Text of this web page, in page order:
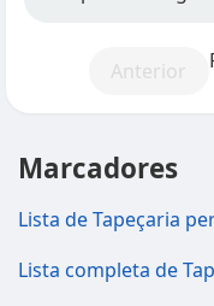
Anterior
Marcadores
Lista de Tapeçaria
Lista completa de